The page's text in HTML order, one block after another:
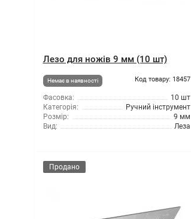
Лезо для ножів 9 мм (10 шт)
Немає в наявності Код товару: 18457
Фасовка:
10 шт
Категорія:
Ручний інструмент
Розмір:
9 мм
Вид:
Леза
Продано